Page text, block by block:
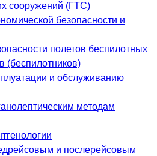
сооружений (ГТС)
безопасности и
полетов беспилотных
(беспилотников)
и обслуживанию
методам
и послерейсовым